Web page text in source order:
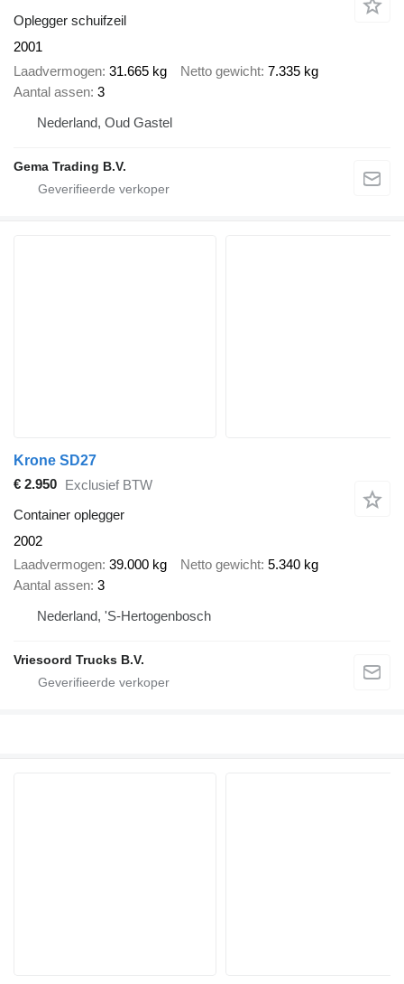
Oplegger schuifzeil
2001
Laadvermogen 31.665 kg Netto gewicht 7.335 kg
Aantal assen 3
Nederland, Oud Gastel
Gema Trading B.V.
Krone SD27
€ 2.950
Exclusief BTW
Container oplegger
2002
Laadvermogen 39.000 kg Netto gewicht 5.340 kg
Aantal assen 3
Nederland, 'S-Hertogenbosch
Vriesoord Trucks B.V.